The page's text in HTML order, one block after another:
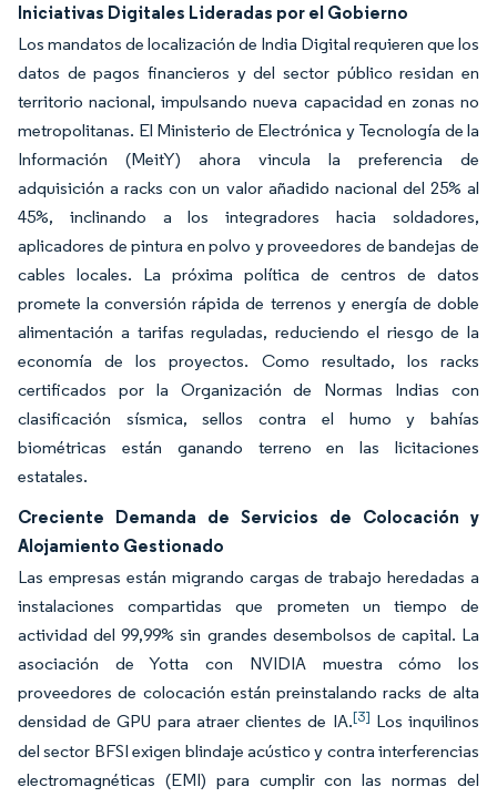
Iniciativas Digitales Lideradas por el Gobierno
Los mandatos de localización de India Digital requieren que los
datos de pagos financieros y del sector público residan en
territorio nacional, impulsando nueva capacidad en zonas no
metropolitanas. El Ministerio de Electrónica y Tecnología de la
Información (MeitY) ahora vincula la preferencia de
adquisición a racks con un valor añadido nacional del 25% al
45%, inclinando a los integradores hacia soldadores,
aplicadores de pintura en polvo y proveedores de bandejas de
cables locales. La próxima política de centros de datos
promete la conversión rápida de terrenos y energía de doble
alimentación a tarifas reguladas, reduciendo el riesgo de la
economía de los proyectos. Como resultado, los racks
certificados por la Organización de Normas Indias con
clasificación sísmica, sellos contra el humo y bahías
biométricas están ganando terreno en las licitaciones
estatales.
Creciente Demanda de Servicios de Colocación y
Alojamiento Gestionado
Las empresas están migrando cargas de trabajo heredadas a
instalaciones compartidas que prometen un tiempo de
actividad del 99,99% sin grandes desembolsos de capital. La
asociación de Yotta con NVIDIA muestra cómo los
proveedores de colocación están preinstalando racks de alta
densidad de GPU para atraer clientes de IA.[3] Los inquilinos
del sector BFSI exigen blindaje acústico y contra interferencias
electromagnéticas (EMI) para cumplir con las normas del